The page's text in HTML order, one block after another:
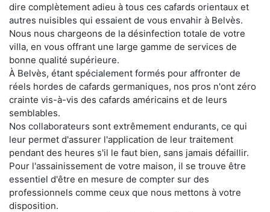
dire complètement adieu à tous ces cafards orientaux et
autres nuisibles qui essaient de vous envahir à Belvès.
Nous nous chargeons de la désinfection totale de votre
villa, en vous offrant une large gamme de services de
bonne qualité supérieure.
À Belvès, étant spécialement formés pour affronter de
réels hordes de cafards germaniques, nos pros n'ont zéro
crainte vis-à-vis des cafards américains et de leurs
semblables.
Nos collaborateurs sont extrêmement endurants, ce qui
leur permet d'assurer l'application de leur traitement
pendant des heures s'il le faut bien, sans jamais défaillir.
Pour l'assainissement de votre maison, il se trouve être
essentiel d'être en mesure de compter sur des
professionnels comme ceux que nous mettons à votre
disposition.